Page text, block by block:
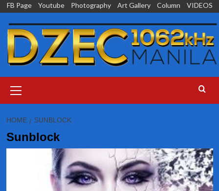
Skip
content
FB Page Youtube Photography Art Gallery Column VIDEOS
Menu
HOME SUNBLOCK
Sunblock